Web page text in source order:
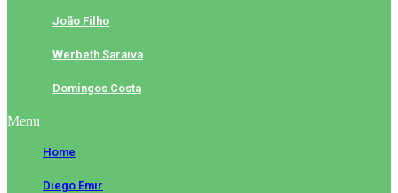
João Filho
Werbeth Saraiva
Domingos Costa
Menu
Home
Diego Emir